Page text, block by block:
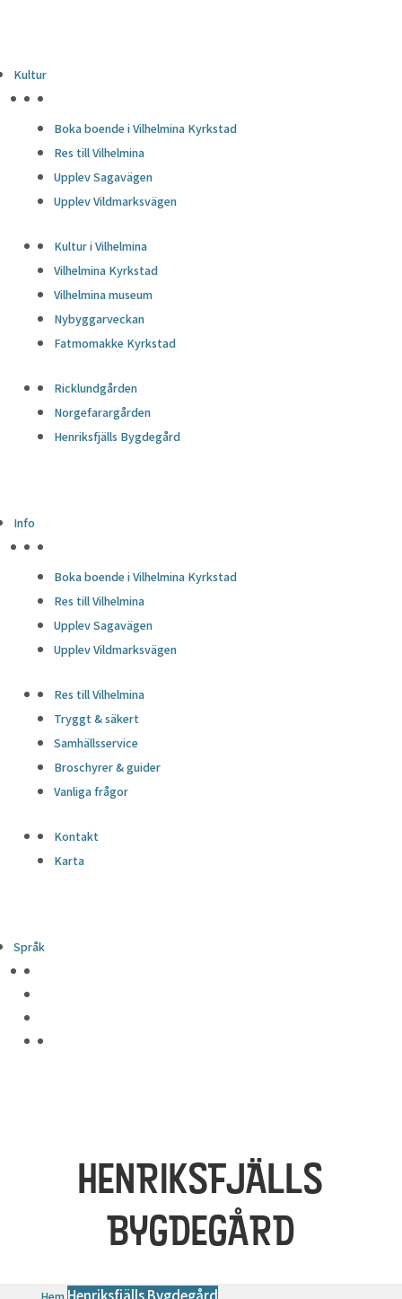
Kultur
Boka boende i Vilhelmina Kyrkstad
Res till Vilhelmina
Upplev Sagavägen
Upplev Vildmarksvägen
Kultur i Vilhelmina
Vilhelmina Kyrkstad
Vilhelmina museum
Nybyggarveckan
Fatmomakke Kyrkstad
Ricklundgården
Norgefarargården
Henriksfjälls Bygdegård
Info
Boka boende i Vilhelmina Kyrkstad
Res till Vilhelmina
Upplev Sagavägen
Upplev Vildmarksvägen
Res till Vilhelmina
Tryggt & säkert
Samhällsservice
Broschyrer & guider
Vanliga frågor
Kontakt
Karta
Språk
HENRIKSFJÄLLS
BYGDEGÅRD
Henriksfjälls Bygdegård